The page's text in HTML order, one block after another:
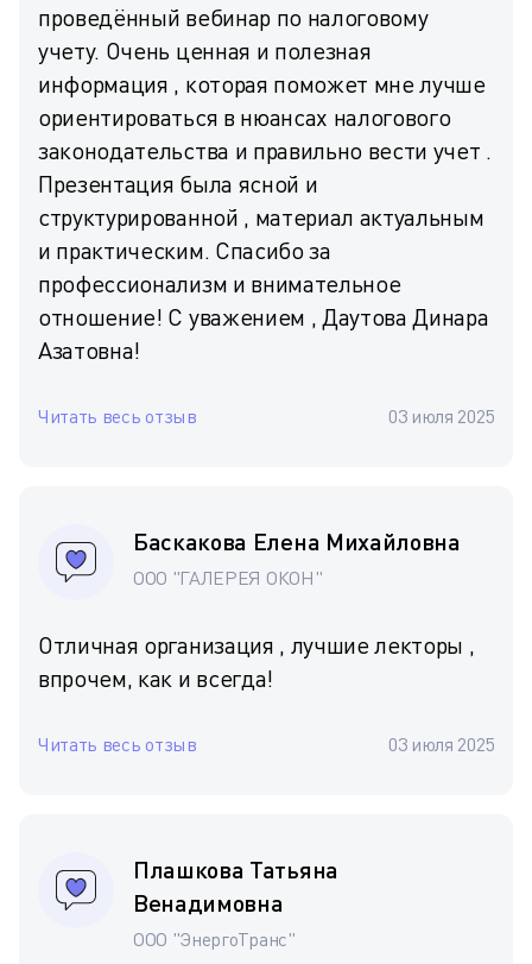
проведённый вебинар по налоговому
учету. Очень ценная и полезная
информация , которая поможет мне лучше
ориентироваться в нюансах налогового
законодательства и правильно вести учет .
Презентация была ясной и
структурированной , материал актуальным
и практическим. Спасибо за
профессионализм и внимательное
отношение! С уважением , Даутова Динара
Азатовна!
03 июля 2025
Читать весь отзыв
Баскакова Елена Михайловна
ООО "ГАЛЕРЕЯ ОКОН"
Отличная организация , лучшие лекторы ,
впрочем, как и всегда!
03 июля 2025
Читать весь отзыв
Плашкова Татьяна
Венадимовна
ООО "ЭнергоТранс"